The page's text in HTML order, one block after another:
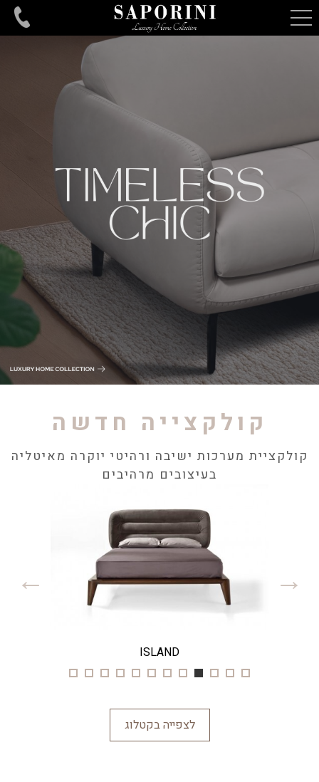
קולקצייה חדשה
קולקציית מערכות ישיבה ורהיטי יוקרה מאיטליה
בעיצובים מרהיבים
ISLAND
לצפייה בקטלוג